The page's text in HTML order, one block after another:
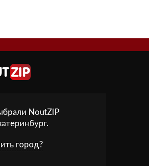
NoutZIP
.
город?